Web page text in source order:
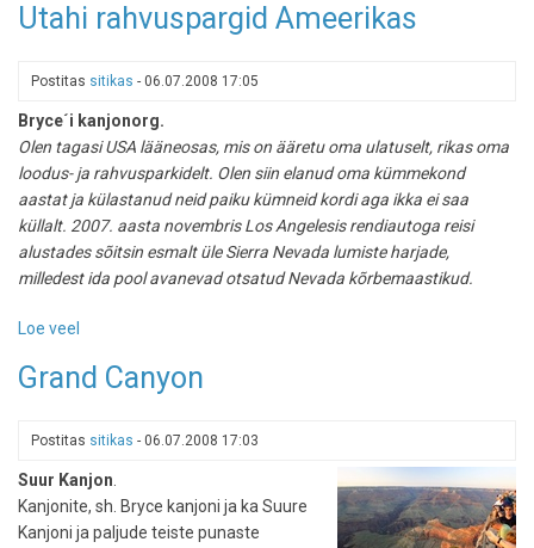
GPSidest
Utahi rahvuspargid Ameerikas
Postitas sitikas - 06.07.2008 17:05
Bryce´i kanjonorg.
Olen tagasi USA lääneosas, mis on ääretu oma ulatuselt, rikas oma
loodus- ja rahvusparkidelt. Olen siin elanud oma kümmekond
aastat ja külastanud neid paiku kümneid kordi aga ikka ei saa
küllalt. 2007. aasta novembris Los Angelesis rendiautoga reisi
alustades sõitsin esmalt üle Sierra Nevada lumiste harjade,
milledest ida pool avanevad otsatud Nevada kõrbemaastikud.
Loe veel
rahvuspargid
Grand Canyon
Postitas sitikas - 06.07.2008 17:03
Suur Kanjon.
Kanjonite, sh. Bryce kanjoni ja ka Suure
Kanjoni ja paljude teiste punaste